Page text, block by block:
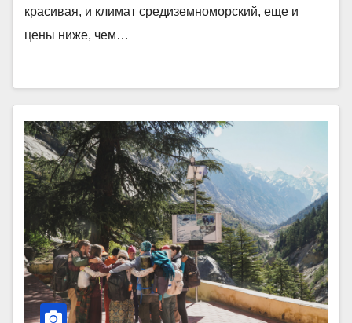
красивая, и климат средиземноморский, еще и
цены ниже, чем…